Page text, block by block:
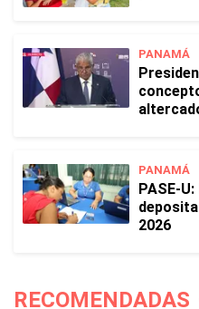
PANAMÁ
PANAMÁ
PASE-
2026
RECOMENDADAS